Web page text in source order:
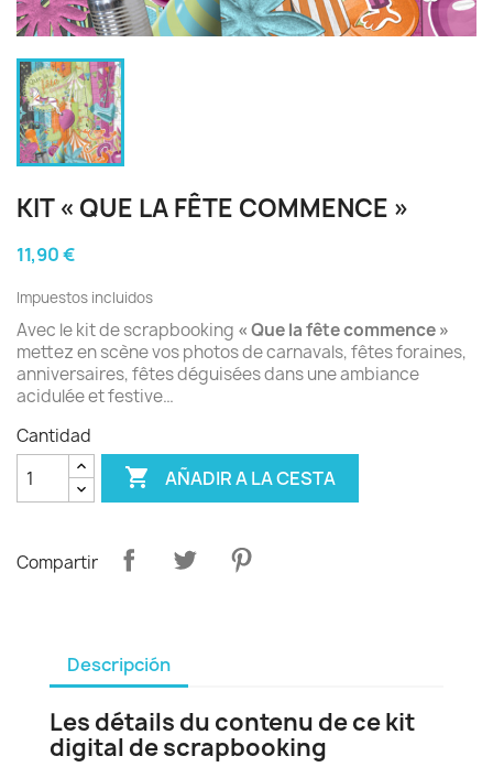
KIT « QUE LA FÊTE COMMENCE »
11,90 €
Impuestos incluidos
Avec le kit de scrapbooking « Que la fête commence »
mettez en scène vos photos de carnavals, fêtes foraines,
anniversaires, fêtes déguisées dans une ambiance
acidulée et festive…
Cantidad
 AÑADIR A LA CESTA
Compartir
Descripción
Les détails du contenu de ce kit
digital de scrapbooking